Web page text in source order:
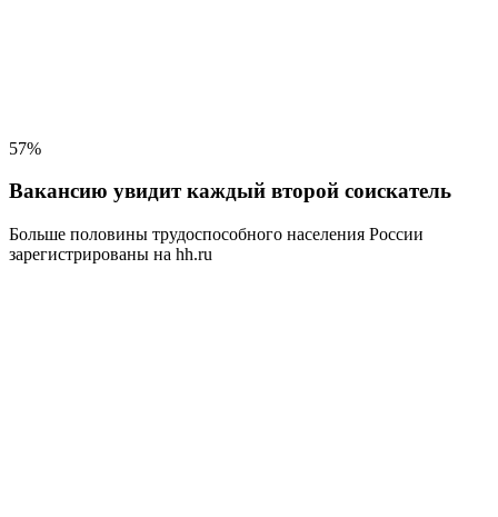
57%
Вакансию увидит каждый второй соискатель
Больше половины трудоспособного населения России
зарегистрированы на hh.ru